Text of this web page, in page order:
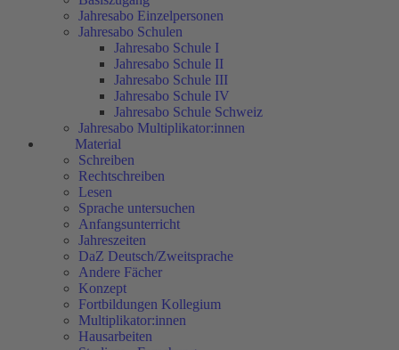
Jahresabo Einzelpersonen
Jahresabo Schulen
Jahresabo Schule I
Jahresabo Schule II
Jahresabo Schule III
Jahresabo Schule IV
Jahresabo Schule Schweiz
Jahresabo Multiplikator:innen
Material
Schreiben
Rechtschreiben
Lesen
Sprache untersuchen
Anfangsunterricht
Jahreszeiten
DaZ Deutsch/Zweitsprache
Andere Fächer
Konzept
Fortbildungen Kollegium
Multiplikator:innen
Hausarbeiten